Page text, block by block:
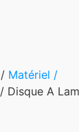
/ Matériel /
/ Disque A